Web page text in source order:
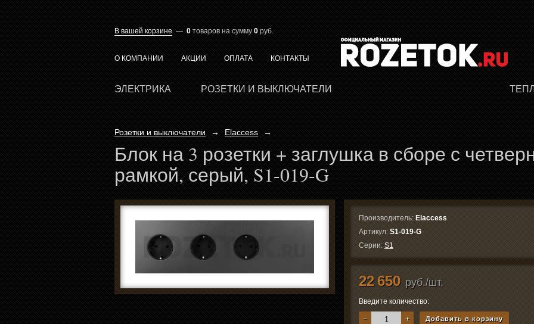
В вашей корзине — 0 товаров на сумму 0 руб.
О КОМПАНИИ АКЦИИ ОПЛАТА КОНТАКТЫ
ЭЛЕКТРИКА РОЗЕТКИ И ВЫКЛЮЧАТЕЛИ
Розетки и выключатели → Elaccess →
Блок на 3 розетки + заглушка в сборе с
рамкой, серый, S1-019-G
Производитель: Elaccess
Артикул: S1-019-G
Серии: S1
22 650 руб./шт.
Введите количество:
− + Добавить в корзину